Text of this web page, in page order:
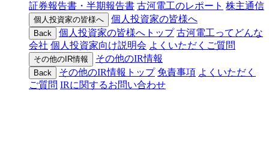
証券報告書・半期報告書 古河電工のレポート 株主通信
個人投資家の皆様へ 個人投資家の皆様へ
Back 個人投資家の皆様へトップ 古河電工ってどんな
会社 個人投資家向け説明会 よくいただくご質問
その他のIR情報 その他のIR情報
Back その他のIR情報トップ 免責事項 よくいただく
ご質問 IRに関するお問い合わせ